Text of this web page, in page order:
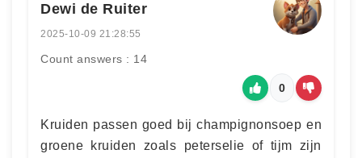
Dewi de Ruiter
2025-10-09 21:28:55
Count answers : 14
0
Kruiden passen goed bij champignonsoep en
groene kruiden zoals peterselie of tijm zijn